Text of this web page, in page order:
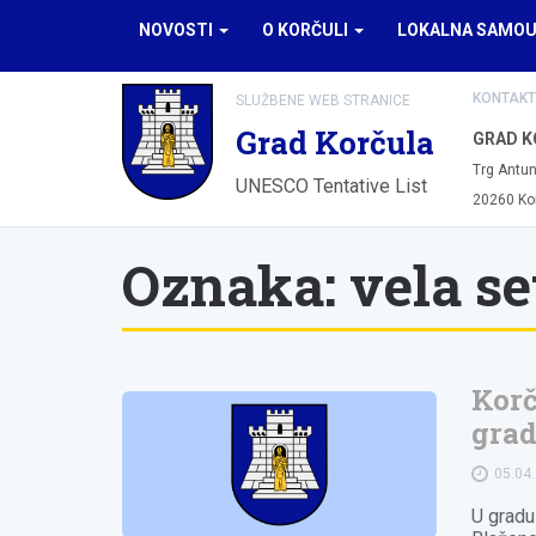
NOVOSTI O KORČULI LOKALNA
SLUŽBENE WEB STRANICE
Grad Korčula
UNESCO Tentative List
GRAD
Trg
20260
Oznaka: vela
grad
U